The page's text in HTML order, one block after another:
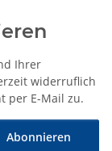
Ihrer
widerruflich
per E-Mail zu.
Abonnieren